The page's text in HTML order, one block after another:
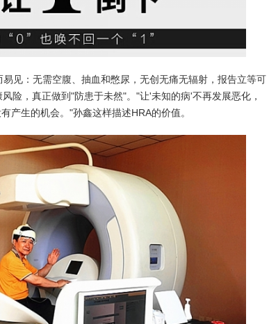
见：无需空腹、抽血和憋尿，无创无痛无辐射，报告立等可
险，真正做到"防患于未然"。"让'未知的病'不再发展恶化，
产生的机会。"孙鑫这样描述HRA的价值。